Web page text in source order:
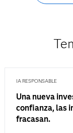
IA RESPONSABLE
Una nueva
confianza, las
fracasan.